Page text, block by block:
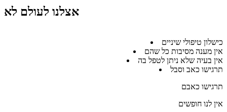
אצלנו לעולם לא
כישלון טיפולי שיניים
אין מענה מסיבות כל שהם
אין בעיה שלא ניתן לטפל בה
תרגישו כאב וסבל
תרגישו כאבם
אין לנו חופשים